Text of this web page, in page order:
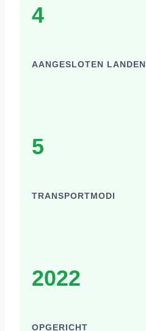
4
AANGESLOTEN LANDEN
5
TRANSPORTMODI
2022
OPGERICHT